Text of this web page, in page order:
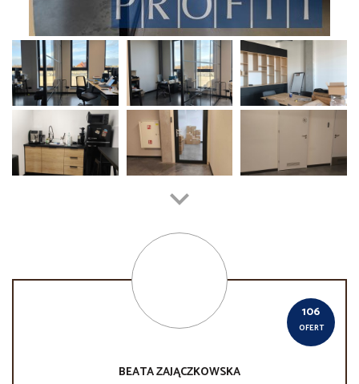
106
OFERT
BEATAZAJĄCZKOWSKA